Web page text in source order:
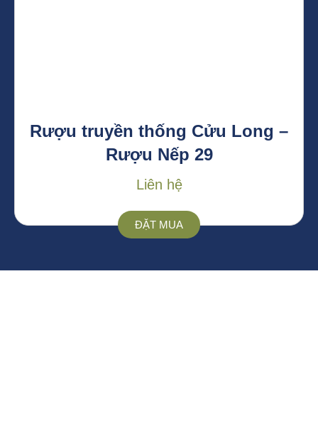
Rượu truyền thống Cửu Long –
Rượu Nếp 29
Liên hệ
ĐẶT MUA